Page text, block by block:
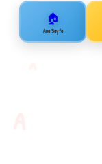
✦
🏠
Ana Sayfa